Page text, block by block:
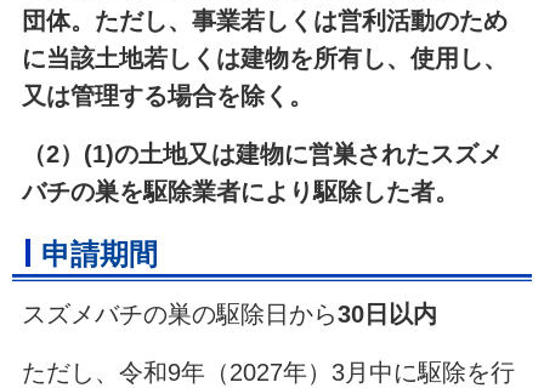
団体。ただし、事業若しくは営利活動のため
に当該土地若しくは建物を所有し、使用し、
又は管理する場合を除く。
（2）(1)の土地又は建物に営巣されたスズメ
バチの巣を駆除業者により駆除した者。
申請期間
スズメバチの巣の駆除日から30日以内
ただし、令和9年（2027年）3月中に駆除を行